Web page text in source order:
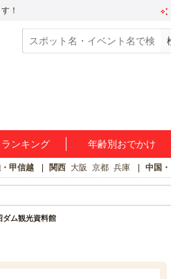
！
ランキング 年齢別おでかけ
甲信越 関西 大阪 京都 兵庫 中国
ダム観光資料館